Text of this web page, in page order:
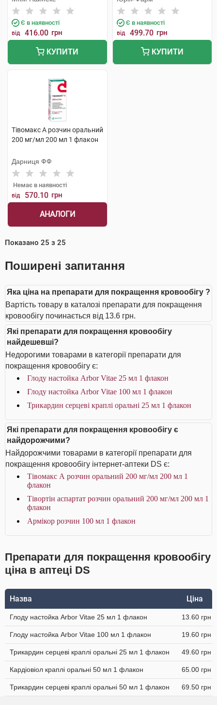
Є в наявності
від 416.00 грн
КУПИТИ
Є в наявності
від 499.70 грн
КУПИТИ
Тівомакс А розчин оральний
200 мг/мл 200 мл 1 флакон
Дарниця ФФ
Немає в наявності
від 570.10 грн
АНАЛОГИ
Показано 25 з 25
Поширені запитання
Яка ціна на препарати для покращення кровообігу ?
Вартість товару в каталозі препарати для покращення
кровообігу починається від 13.6 грн.
Які препарати для покращення кровообігу
найдешевші?
Недорогими товарами в категорії препарати для
покращення кровообігу є:
Глоду настойка Arbor Vitae 25 мл 1 флакон
Глоду настойка Arbor Vitae 100 мл 1 флакон
Трикардин серцеві краплі оральні 25 мл 1 флакон
Які препарати для покращення кровообігу є
найдорожчими?
Найдорожчими товарами в категорії препарати для
покращення кровообігу інтернет-аптеки DS є:
Тівомакс А розчин оральний 200 мг/мл 200 мл 1
флакон
Тівортін аспартат розчин оральний 200 мг/мл 200 мл 1
флакон
Армікор розчин 100 мл 1 флакон
Препарати для покращення кровообігу
ціна в аптеці DS
Назва Ціна
Глоду настойка Arbor Vitae 25 мл 1 флакон 13.60 грн
Глоду настойка Arbor Vitae 100 мл 1 флакон 19.60 грн
Трикардин серцеві краплі оральні 25 мл 1 флакон 49.60 грн
Кардіовіол краплі оральні 50 мл 1 флакон 65.00 грн
Трикардин серцеві краплі оральні 50 мл 1 флакон 69.50 грн